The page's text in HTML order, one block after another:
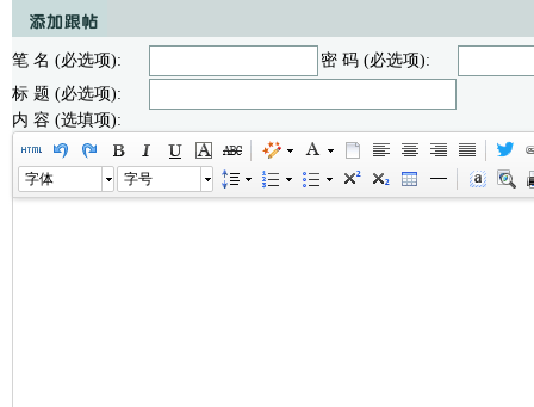
笔 名 (必选项):
密 码 (必选项):
标 题 (必选项):
内 容 (选填项):
字体 字号